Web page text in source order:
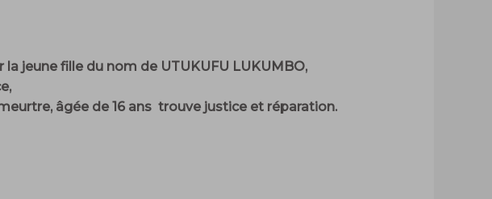
jeune fille du nom de UTUKUFU LUKUMBO,
âgée de 16 ans trouve justice et réparation.